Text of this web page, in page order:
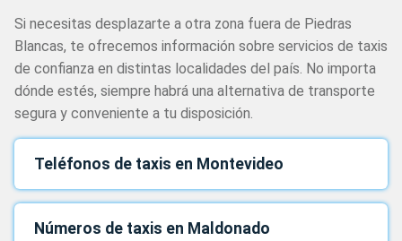
Si necesitas desplazarte a otra zona fuera de Piedras
Blancas, te ofrecemos información sobre servicios de taxis
de confianza en distintas localidades del país. No importa
dónde estés, siempre habrá una alternativa de transporte
segura y conveniente a tu disposición.
Teléfonos de taxis en Montevideo
Números de taxis en Maldonado